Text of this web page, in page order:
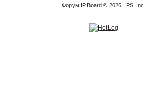
Форум IP.Board © 2026 IPS, Inc